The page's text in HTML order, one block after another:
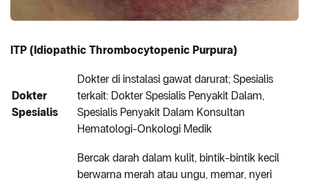
ITP (Idiopathic Thrombocytopenic Purpura)
Dokter
Spesialis
Dokter di instalasi gawat darurat; Spesialis
terkait: Dokter Spesialis Penyakit Dalam,
Spesialis Penyakit Dalam Konsultan
Hematologi-Onkologi Medik
Bercak darah dalam kulit, bintik-bintik kecil
berwarna merah atau ungu, memar, nyeri